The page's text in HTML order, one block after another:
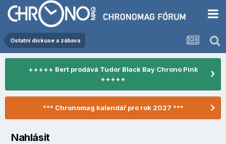
Ostatní diskuse a zábava
+++++ Bert prodává Tudor Black Bay Chrono Pink
+++++
*** Chronomag kalendář pro rok 2027 ***
Nahlásit